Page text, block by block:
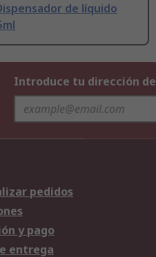
de líquido
Introduce tu dirección
pedidos
y pago
entrega